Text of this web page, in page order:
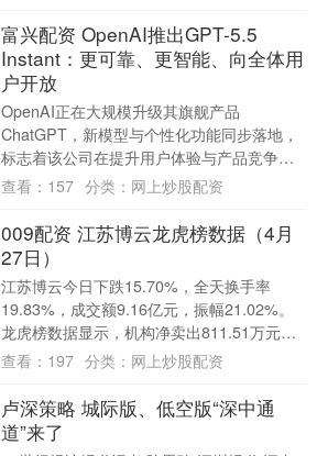
富兴配资 OpenAI推出GPT-5.5
Instant：更可靠、更智能、向全体用
户开放
OpenAI正在大规模升级其旗舰产品
ChatGPT，新模型与个性化功能同步落地，
标志着该公司在提升用户体验与产品竞争力
方面迈出重要一步。 GPT-5.5 Ins....
查看： 157 分类： 网上炒股配资
009配资 江苏博云龙虎榜数据（4月
27日）
江苏博云今日下跌15.70%，全天换手率
19.83%，成交额9.16亿元，振幅21.02%。
龙虎榜数据显示，机构净卖出811.51万元，
营业部席位合计净卖出10....
查看： 197 分类： 网上炒股配资
卢深策略 城际版、低空版“深中通
道”来了